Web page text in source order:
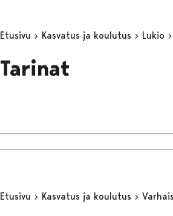
Etusivu Kasvatus ja koulutus Lukio
Tarinat
Etusivu Kasvatus ja koulutus